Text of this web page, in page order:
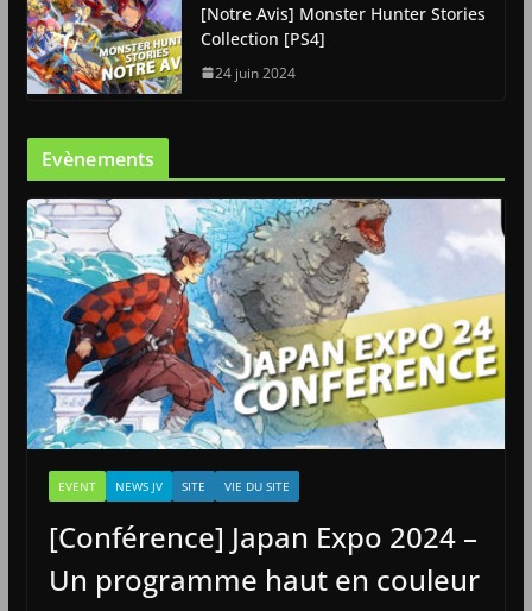
[Notre Avis] Monster Hunter Stories
Collection [PS4]
24 juin 2024
Evènements
EVENT NEWS JV SITE VIE DU SITE
[Conférence] Japan Expo 2024 –
Un programme haut en couleur